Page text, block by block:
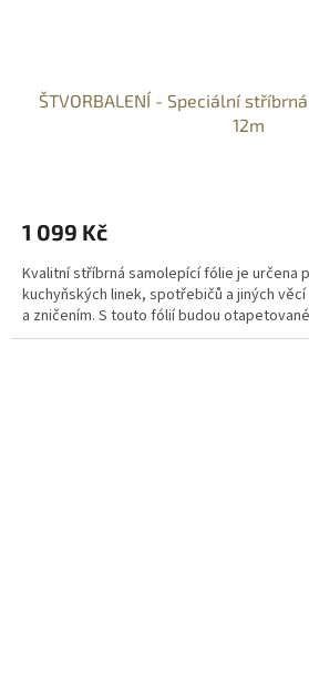
ŠTVORBALENÍ - Speciální
12m
1 099 Kč
Kvalitní stříbrná samolepící fólie je určena
kuchyňských linek, spotřebičů a jiných
a zničením. S touto fólií budou